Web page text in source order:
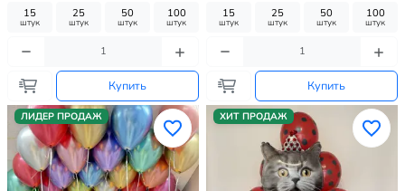
15
штук
25
штук
50
штук
100
штук
Купить
15
штук
25
штук
50
штук
100
штук
Купить
ЛИДЕР ПРОДАЖ ХИТ ПРОДАЖ